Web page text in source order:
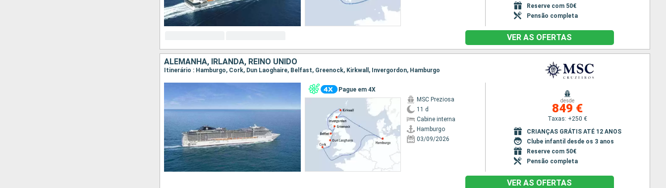
Reserve com 50€
Pensão completa
VER AS OFERTAS
ALEMANHA, IRLANDA, REINO UNIDO
Itinerário : Hamburgo, Cork, Dun Laoghaire, Belfast, Greenock, Kirkwall, Invergordon, Hamburgo
Pague em 4X
MSC Preziosa
11 d
Cabine interna
Hamburgo
03/09/2026
desde
849 €
Taxas: +250 €
CRIANÇAS GRÁTIS ATÉ 12 ANOS
Clube infantil desde os 3 anos
Reserve com 50€
Pensão completa
VER AS OFERTAS